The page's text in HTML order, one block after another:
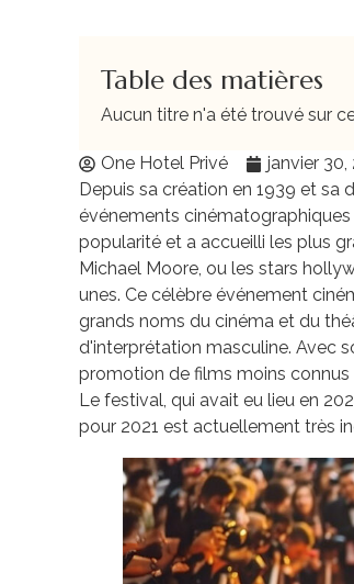
Table des matières
Aucun titre n'a été trouvé sur
One Hotel Privé janvier 30,
Depuis sa création en 1939 et sa
événements cinématographiques
popularité et a accueilli les plus
Michael Moore, ou les stars
unes. Ce célèbre événement
grands noms du cinéma et du
d'interprétation masculine. Avec
promotion de films moins
Le festival, qui avait eu lieu en
pour 2021 est actuellement très